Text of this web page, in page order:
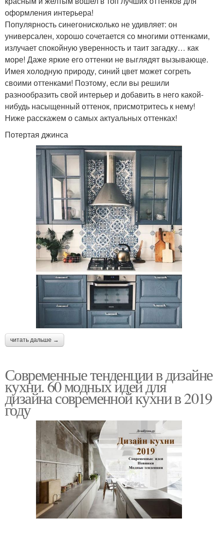
оформления интерьера!
Популярность синегонисколько не удивляет: он
универсален, хорошо сочетается со многими оттенками,
излучает спокойную уверенность и таит загадку… как
море! Даже яркие его оттенки не выглядят вызывающе.
Имея холодную природу, синий цвет может согреть
своими оттенками! Поэтому, если вы решили
разнообразить свой интерьер и добавить в него какой-
нибудь насыщенный оттенок, присмотритесь к нему!
Ниже расскажем о самых актуальных оттенках!
Потертая джинса
читать дальше →
Современные тенденции в дизайне
кухни. 60 модных идей для
дизайна современной кухни в 2019
году